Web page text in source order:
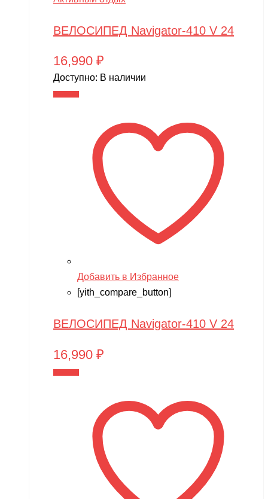
ВЕЛОСИПЕД Navigator-410 V 24
16,990 ₽
Доступно: В наличии
Добавить в Избранное
[yith_compare_button]
ВЕЛОСИПЕД Navigator-410 V 24
16,990 ₽